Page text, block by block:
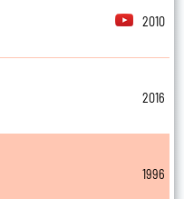
2010
2016
1996